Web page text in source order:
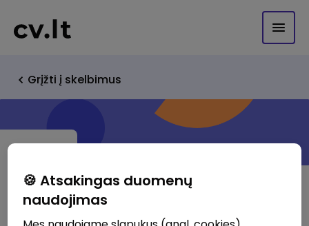
Grįžti į skelbimus
🍪 Atsakingas duomenų
naudojimas